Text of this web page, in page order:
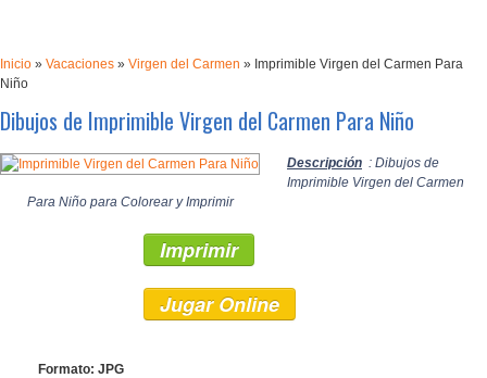
Inicio » Vacaciones » Virgen del Carmen » Imprimible Virgen del Carmen Para
Niño
Dibujos de Imprimible Virgen del Carmen Para Niño
Descripción : Dibujos de
Imprimible Virgen del Carmen
Para Niño para Colorear y Imprimir
Imprimir
Jugar Online
Formato: JPG